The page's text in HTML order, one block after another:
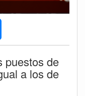
puestos de
a los de